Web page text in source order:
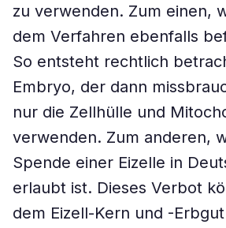
zu verwenden. Zum einen,
dem Verfahren ebenfalls
So entsteht rechtlich
Embryo, der dann
nur die Zellhülle und
verwenden. Zum anderen,
Spende einer Eizelle in
erlaubt ist. Dieses Verbot
dem Eizell-Kern und -